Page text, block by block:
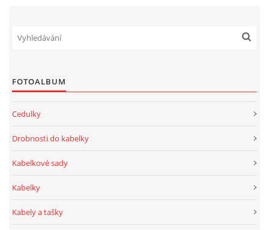
FOTOALBUM
Cedulky
Drobnosti do kabelky
Kabelkové sady
Kabelky
Kabely a tašky